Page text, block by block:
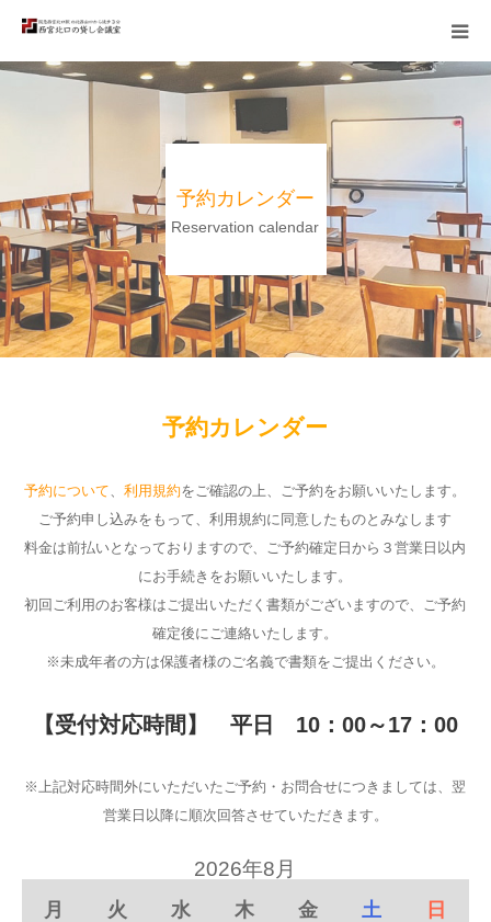
予約カレンダー
Reservation calendar
予約カレンダー
予約について、利用規約をご確認の上、ご予約をお願いいたします。
ご予約申し込みをもって、利用規約に同意したものとみなします
料金は前払いとなっておりますので、ご予約確定日から３営業日以内
にお手続きをお願いいたします。
初回ご利用のお客様はご提出いただく書類がございますので、ご予約
確定後にご連絡いたします。
※未成年者の方は保護者様のご名義で書類をご提出ください。
【受付対応時間】 平日 10：00～17：00
※上記対応時間外にいただいたご予約・お問合せにつきましては、翌
営業日以降に順次回答させていただきます。
2026年8月
月 火 水 木 金 土 日
利用例
料金
予約の流れ